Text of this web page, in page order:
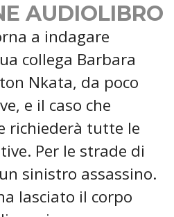
AUDIOLIBRO
a indagare
collega Barbara
Nkata, da poco
e il caso che
richiederà tutte le
Per le strade di
sinistro assassino.
lasciato il corpo